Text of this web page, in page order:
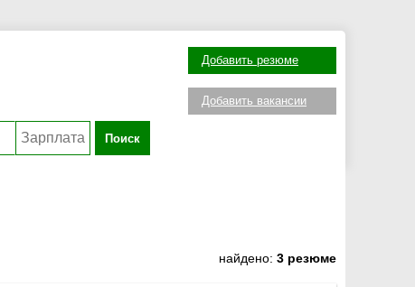
Поиск
Добавить резюме
Добавить вакансии
найдено: 3 резюме